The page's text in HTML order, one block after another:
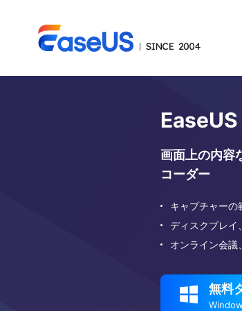
画面上の内容
コーダー
キャプチャーの
ディスクプレイ
オンライン会議
 無料